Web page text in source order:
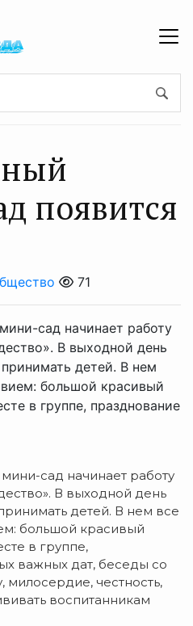
появится
71
сад начинает работу
В выходной день
детей. В нем
большой красивый
в группе, празднование
сад начинает работу
В выходной день
детей. В нем все
большой красивый
в группе,
важных дат, беседы со
честность,
воспитанникам